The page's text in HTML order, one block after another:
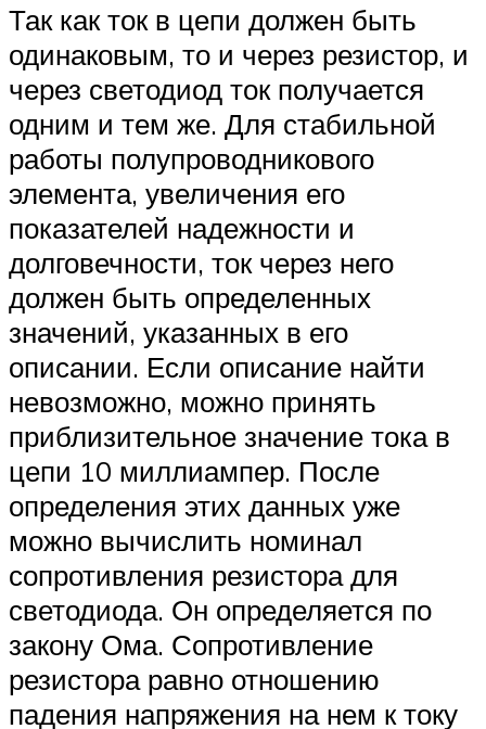
Так как ток в цепи должен быть
одинаковым, то и через резистор, и
через светодиод ток получается
одним и тем же. Для стабильной
работы полупроводникового
элемента, увеличения его
показателей надежности и
долговечности, ток через него
должен быть определенных
значений, указанных в его
описании. Если описание найти
невозможно, можно принять
приблизительное значение тока в
цепи 10 миллиампер. После
определения этих данных уже
можно вычислить номинал
сопротивления резистора для
светодиода. Он определяется по
закону Ома. Сопротивление
резистора равно отношению
падения напряжения на нем к току